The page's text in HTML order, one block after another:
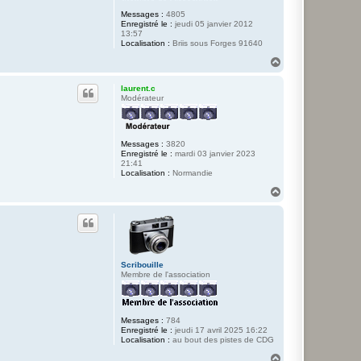
B
Messages : 4805
Enregistré le : jeudi 05 janvier 2012
13:57
Localisation : Briis sous Forges 91640
laurent.c
Modérateur
Messages : 3820
Enregistré le : mardi 03 janvier 2023
21:41
Localisation : Normandie
Scribouille
Membre de l'association
Messages : 784
Enregistré le : jeudi 17 avril 2025 16:22
Localisation : au bout des pistes de CDG